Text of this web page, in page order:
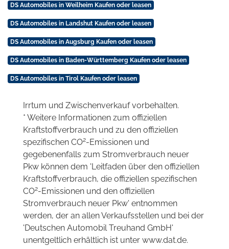
DS Automobiles in Weilheim Kaufen oder leasen
DS Automobiles in Landshut Kaufen oder leasen
DS Automobiles in Augsburg Kaufen oder leasen
DS Automobiles in Baden-Württemberg Kaufen oder leasen
DS Automobiles in Tirol Kaufen oder leasen
Irrtum und Zwischenverkauf vorbehalten.
* Weitere Informationen zum offiziellen
Kraftstoffverbrauch und zu den offiziellen
spezifischen CO2-Emissionen und
gegebenenfalls zum Stromverbrauch neuer
Pkw können dem 'Leitfaden über den offiziellen
Kraftstoffverbrauch, die offiziellen spezifischen
CO2-Emissionen und den offiziellen
Stromverbrauch neuer Pkw' entnommen
werden, der an allen Verkaufsstellen und bei der
'Deutschen Automobil Treuhand GmbH'
unentgeltlich erhältlich ist unter www.dat.de.